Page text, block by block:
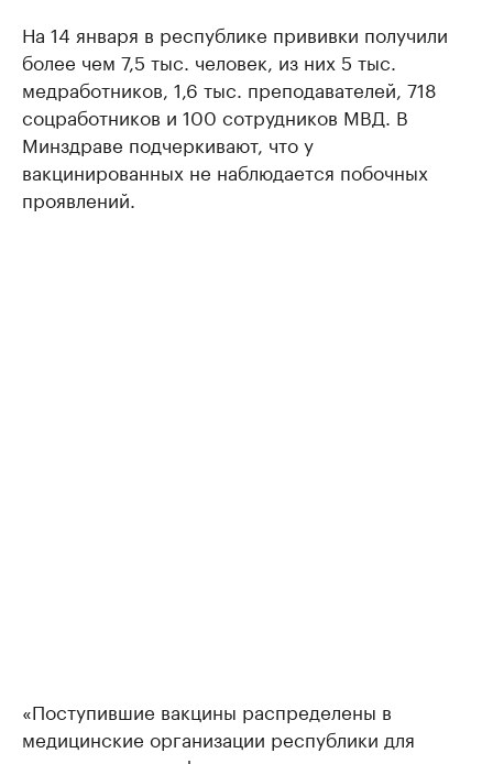
На 14 января в республике прививки получили
более чем 7,5 тыс. человек, из них 5 тыс.
медработников, 1,6 тыс. преподавателей, 718
соцработников и 100 сотрудников МВД. В
Минздраве подчеркивают, что у
вакцинированных не наблюдается побочных
проявлений.
«Поступившие вакцины распределены в
медицинские организации республики для